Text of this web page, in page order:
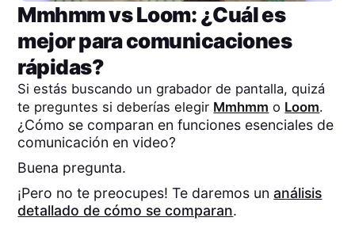
MmhmmvsLoom: ¿Cuál es
mejor para comunicaciones
rápidas?
Si estás buscando un grabador de pantalla, quizá
te preguntes si deberías elegir Mmhmm o Loom.
¿Cómo se comparan en funciones esenciales de
comunicación en video?
Buena pregunta.
¡Pero no te preocupes! Te daremos unanálisis
detallado de cómo se comparan.